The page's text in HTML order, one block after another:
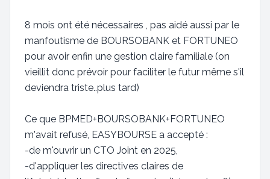
8 mois ont été nécessaires , pas aidé aussi par le
manfoutisme de BOURSOBANK et FORTUNEO
pour avoir enfin une gestion claire familiale (on
vieillit donc prévoir pour faciliter le futur même s'il
deviendra triste..plus tard)
Ce que BPMED+BOURSOBANK+FORTUNEO
m'avait refusé, EASYBOURSE a accepté :
-de m'ouvrir un CTO Joint en 2025,
-d'appliquer les directives claires de